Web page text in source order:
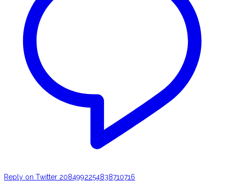
Reply on Twitter 2084992254838710716